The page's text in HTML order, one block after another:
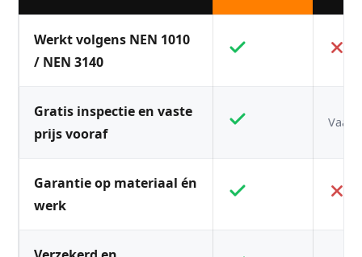
Werkt volgens NEN 1010
/ NEN 3140
Gratis inspectie en vaste
prijs vooraf
Vaak
Garantie op materiaal én
werk